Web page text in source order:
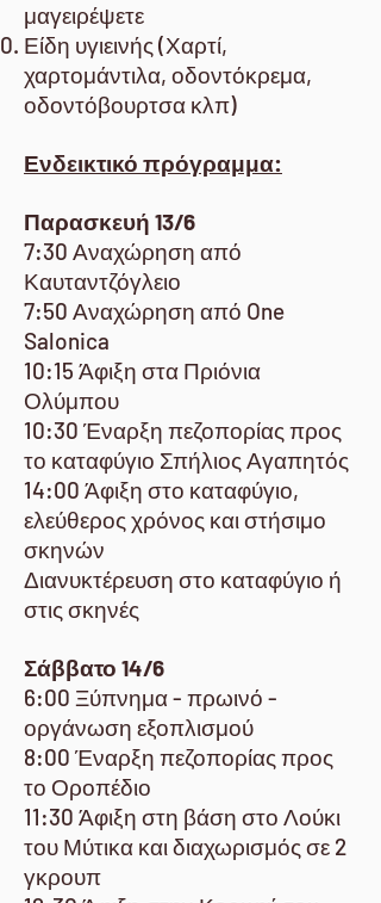
μαγειρέψετε
Είδη υγιεινής (Χαρτί,
χαρτομάντιλα, οδοντόκρεμα,
οδοντόβουρτσα κλπ)
Ενδεικτικό πρόγραμμα:
Παρασκευή 13/6
7:30 Αναχώρηση από
Καυταντζόγλειο
7:50 Αναχώρηση από One
Salonica
10:15 Άφιξη στα Πριόνια
Ολύμπου
10:30 Έναρξη πεζοπορίας προς
το καταφύγιο Σπήλιος Αγαπητός
14:00 Άφιξη στο καταφύγιο,
ελεύθερος χρόνος και στήσιμο
σκηνών
Διανυκτέρευση στο καταφύγιο ή
στις σκηνές
Σάββατο 14/6
6:00 Ξύπνημα - πρωινό -
οργάνωση εξοπλισμού
8:00 Έναρξη πεζοπορίας προς
το Οροπέδιο
11:30 Άφιξη στη βάση στο Λούκι
του Μύτικα και διαχωρισμός σε 2
γκρουπ